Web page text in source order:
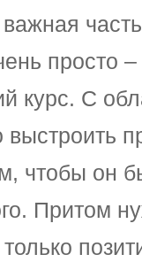
просто
курс. С
чтобы он
Притом